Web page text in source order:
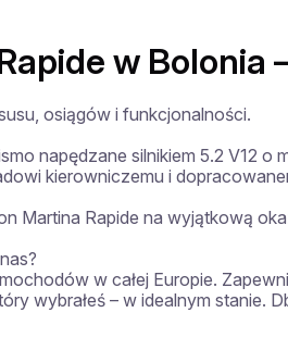
w Bolonia
osiągów i funkcjonalności.
napędzane silnikiem 5.2 V12
kierowniczemu i
Martina Rapide na wyjątkową
w całej Europie.
wybrałeś – w idealnym